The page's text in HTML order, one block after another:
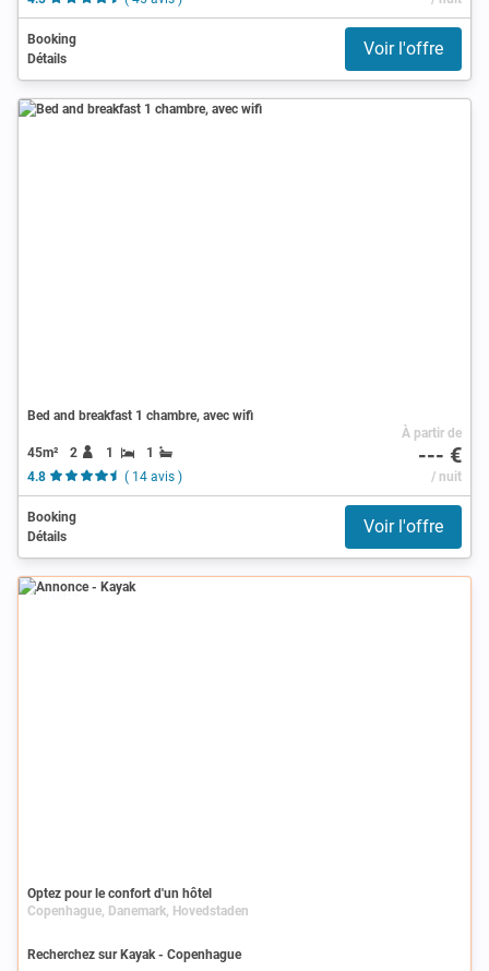
Booking
Détails
Voir l'offre
Bed and breakfast 1 chambre, avec wifi
45m² 2 1
1
4.8
( 14 avis )
À partir de
--- €
/ nuit
Booking
Détails
Voir l'offre
Annonce
Optez pour le confort d'un hôtel
Copenhague, Danemark, Hovedstaden
Recherchez sur Kayak - Copenhague